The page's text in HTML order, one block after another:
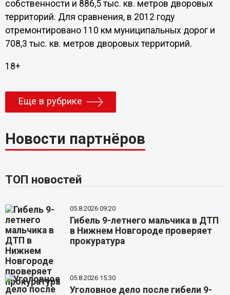
собственности и 886,5 тыс. кв. метров дворовых
территорий. Для сравнения, в 2012 году
отремонтировано 110 км муниципальных дорог и
708,3 тыс. кв. метров дворовых территорий.
18+
Еще в рубрике
Новости партнёров
ТОП новостей
05.8.2026 09:20
Гибель 9-летнего мальчика в ДТП
в Нижнем Новгороде проверяет
прокуратура
05.8.2026 15:30
Уголовное дело после гибели 9-